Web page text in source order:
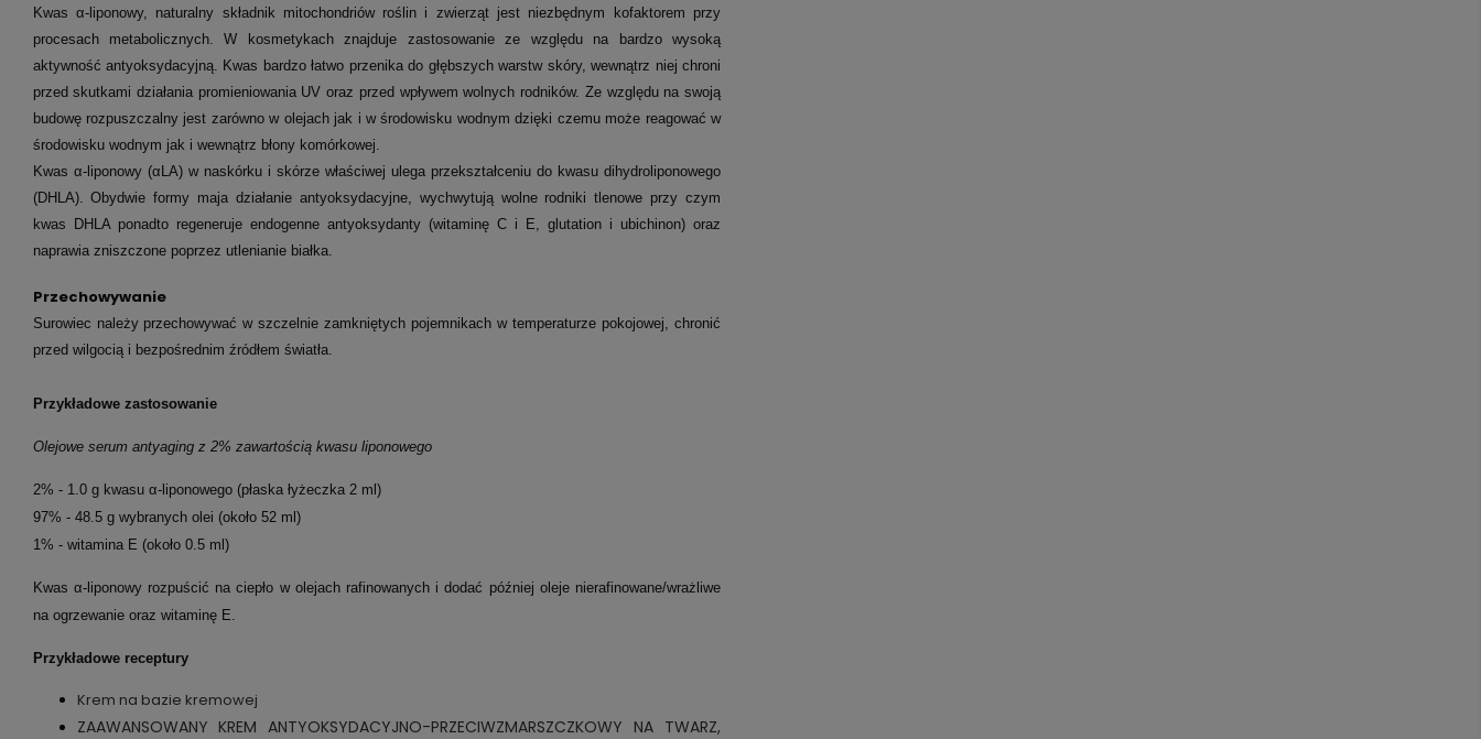
Kwas α-liponowy, naturalny składnik mitochondriów roślin i zwierząt jest niezbędnym kofaktorem przy
procesach metabolicznych. W kosmetykach znajduje zastosowanie ze względu na bardzo wysoką
aktywność antyoksydacyjną. Kwas bardzo łatwo przenika do głębszych warstw skóry, wewnątrz niej chroni
przed skutkami działania promieniowania UV oraz przed wpływem wolnych rodników. Ze względu na swoją
budowę rozpuszczalny jest zarówno w olejach jak i w środowisku wodnym dzięki czemu może reagować w
środowisku wodnym jak i wewnątrz błony komórkowej.
Kwas α-liponowy (αLA) w naskórku i skórze właściwej ulega przekształceniu do kwasu dihydroliponowego
(DHLA). Obydwie formy maja działanie antyoksydacyjne, wychwytują wolne rodniki tlenowe przy czym
kwas DHLA ponadto regeneruje endogenne antyoksydanty (witaminę C i E, glutation i ubichinon) oraz
naprawia zniszczone poprzez utlenianie białka.
Przechowywanie
Surowiec należy przechowywać w szczelnie zamkniętych pojemnikach w temperaturze pokojowej, chronić
przed wilgocią i bezpośrednim źródłem światła.
Przykładowe zastosowanie
Olejowe serum antyaging z 2% zawartością kwasu liponowego
2% - 1.0 g kwasu α-liponowego (płaska łyżeczka 2 ml)
97% - 48.5 g wybranych olei (około 52 ml)
1% - witamina E (około 0.5 ml)
Kwas α-liponowy rozpuścić na ciepło w olejach rafinowanych i dodać później oleje nierafinowane/wrażliwe
na ogrzewanie oraz witaminę E.
Przykładowe receptury
Krem na bazie kremowej
ZAAWANSOWANY KREM ANTYOKSYDACYJNO-PRZECIWZMARSZCZKOWY NA TWARZ,